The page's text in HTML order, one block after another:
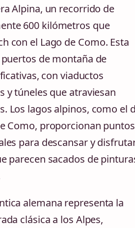
Alpina, un recorrido de
600 kilómetros que
con el Lago de Como. Esta
de montaña de
con viaductos
y túneles que atraviesan
Los lagos alpinos, como el
Como, proporcionan puntos
para descansar y
parecen sacados de
alemana representa la
clásica a los Alpes,